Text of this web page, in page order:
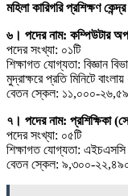
মহিলা কারিগরি প্রশিক্ষণ কেন্দ্র
৬। পদের নাম: কম্পিউটার
পদের সংখ্যা: ০১টি
শিক্ষাগত যোগ্যতা: বিজ্ঞান
মুদ্রাক্ষরে প্রতি মিনিটে
বেতন স্কেল: ১১,০০০-
৭। পদের নাম: প্রশিক্ষিকা
পদের সংখ্যা: ০৫টি
শিক্ষাগত যোগ্যতা: এইচএসসি
বেতন স্কেল: ৯,৩০০-২২,৪৯০